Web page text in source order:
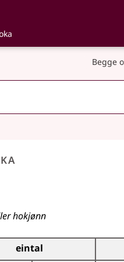
Begge
hokjønn
substantivet
eintal